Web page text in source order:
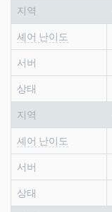
지역
셰어 난이도
서버
상태
지역
셰어 난이도
서버
상태